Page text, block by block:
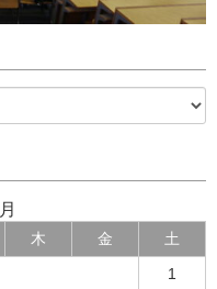
木 金 土
1